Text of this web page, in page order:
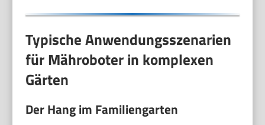
Typische Anwendungsszenarien
für Mähroboter in komplexen
Gärten
Der Hang im Familiengarten